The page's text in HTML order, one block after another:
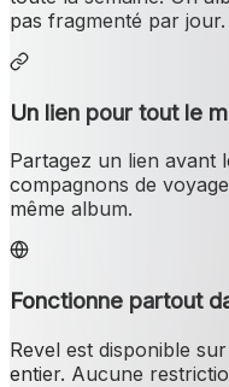
pas fragmenté par jour.
Un lien pour tout le
Partagez un lien avant
compagnons de
même album.
Fonctionne partout
Revel est disponible
entier. Aucune